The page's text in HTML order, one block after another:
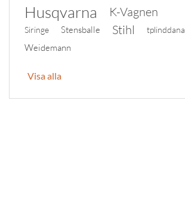
Husqvarna K-Vagnen
Siringe Stensballe Stihl tplinddana
Weidemann
Visa alla